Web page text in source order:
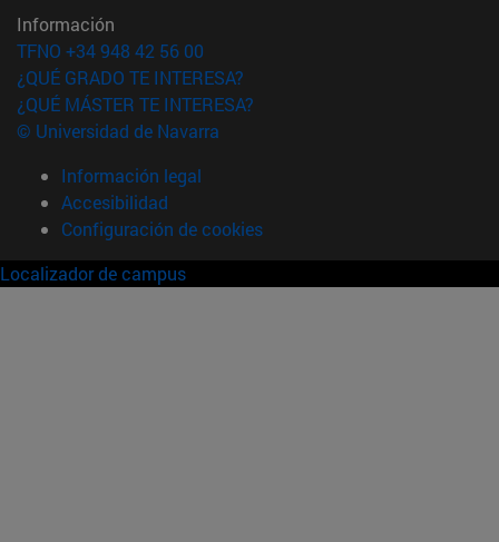
Información
TFNO +34 948 42 56 00
¿QUÉ GRADO TE INTERESA?
¿QUÉ MÁSTER TE INTERESA?
© Universidad de Navarra
Información legal
Accesibilidad
Configuración de cookies
Localizador de campus